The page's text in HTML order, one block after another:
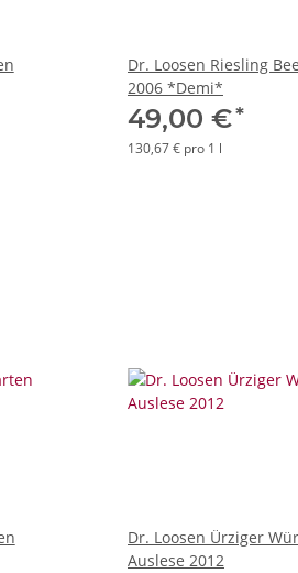
Dr. Loosen Riesling
2006 *Demi*
49,00 €*
130,67 € pro 1 l
Dr. Loosen Ürziger
Auslese 2012